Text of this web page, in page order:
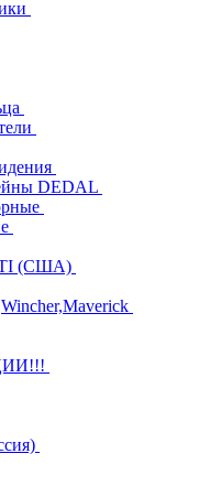
DEDAL
(США)